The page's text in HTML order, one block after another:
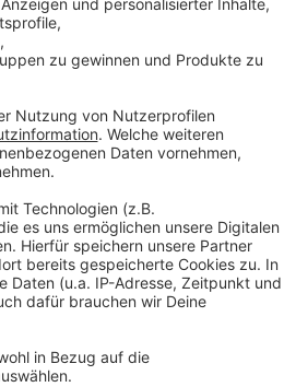
aus Gold" schlägt das Duo
völlige künstlerische
nicht nur schnelle
lange Pausen. Die neue
oder im selbstgebauten Studio in